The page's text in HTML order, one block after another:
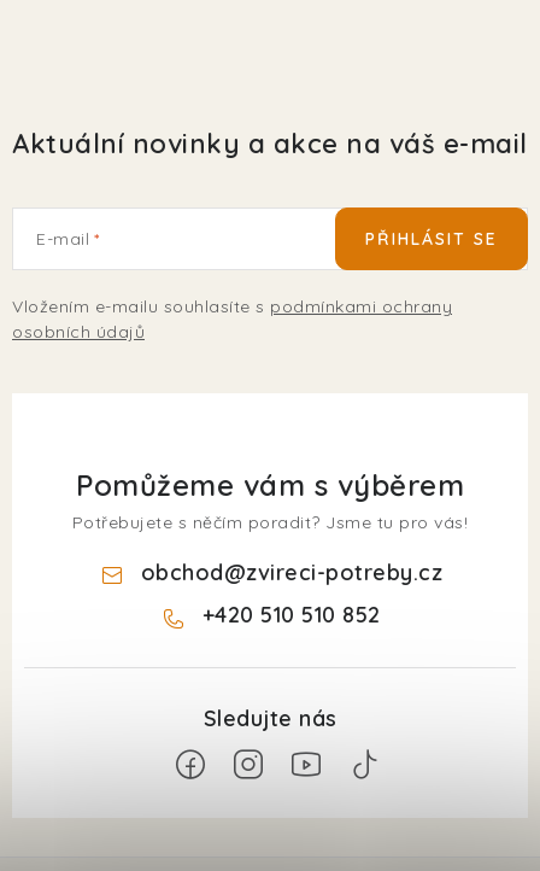
Aktuální novinky a akce na váš e-mail
E-mail
Vložením e-mailu souhlasíte s podmínkami ochrany
osobních údajů
PŘIHLÁSIT SE
Pomůžeme vám s výběrem
Potřebujete s něčím poradit? Jsme tu pro vás!
obchod@zvireci-potreby.cz
+420 510 510 852